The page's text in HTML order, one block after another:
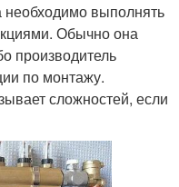
необходимо выполнять
Обычно она
производитель
по монтажу.
сложностей, если